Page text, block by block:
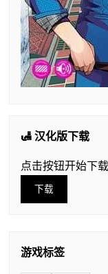
🛃 汉化版下载
点击按钮开始下
下载
游戏标签